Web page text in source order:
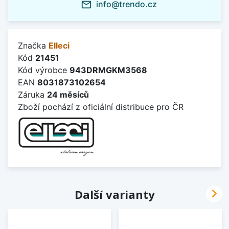
mail_outline info@trendo.cz
Značka Elleci
Kód 21451
Kód výrobce 943DRMGKM3568
EAN 8031873102654
Záruka 24 měsíců
Zboží pochází z oficiální distribuce pro ČR
Další varianty 